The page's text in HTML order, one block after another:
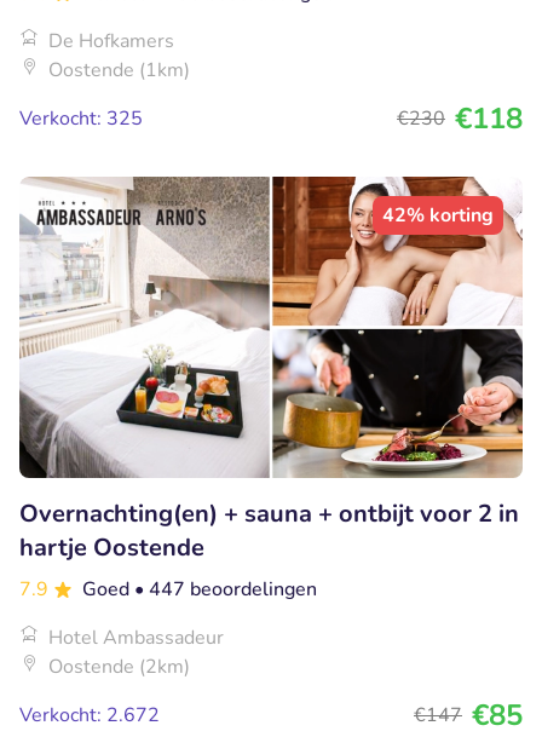
De Hofkamers
Oostende (1km)
Verkocht: 325
€230 €118
42% korting
Overnachting(en) + sauna + ontbijt voor 2 in
hartje Oostende
7.9 Goed • 447 beoordelingen
Hotel Ambassadeur
Oostende (2km)
Verkocht: 2.672
€147 €85